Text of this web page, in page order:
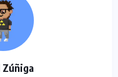
Zúñiga